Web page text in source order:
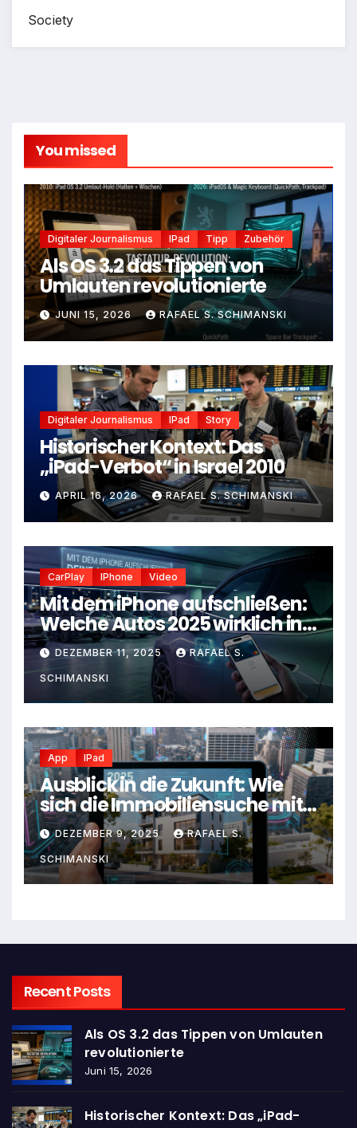
Society
You missed
Digitaler Journalismus IPad Tipp Zubehör
Als OS 3.2 das Tippen von
Umlauten revolutionierte
JUNI 15, 2026 RAFAEL S. SCHIMANSKI
Digitaler Journalismus IPad Story
Historischer Kontext: Das
„iPad-Verbot“ in Israel 2010
APRIL 16, 2026 RAFAEL S. SCHIMANSKI
CarPlay IPhone Video
Mit dem iPhone aufschließen:
Welche Autos 2025 wirklich in
deine Apple-Welt passen
DEZEMBER 11, 2025 RAFAEL S.
SCHIMANSKI
App IPad
Ausblick in die Zukunft: Wie
sich die Immobiliensuche mit
dem iPad wirklich entwickelt
hatDEZEMBER 9, 2025 RAFAEL S.
SCHIMANSKI
Recent Posts
Als OS 3.2 das Tippen von Umlauten
revolutionierte
Juni 15, 2026
Historischer Kontext: Das „iPad-